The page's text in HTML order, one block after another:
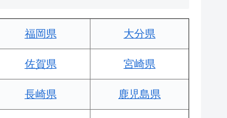
福岡県 大分県
佐賀県 宮崎県
長崎県 鹿児島県